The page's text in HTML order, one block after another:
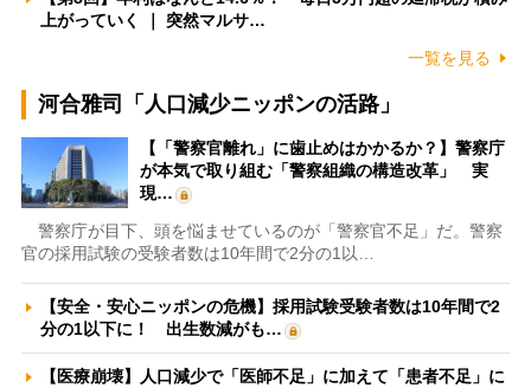
上がっていく ｜ 突然マルサ…
一覧を見る
河合雅司「人口減少ニッポンの活路」
【「警察官離れ」に歯止めはかかるか？】警察庁
が本気で取り組む「警察組織の構造改革」 実
現…
警察庁が目下、頭を悩ませているのが「警察官不足」だ。警察
官の採用試験の受験者数は10年間で2分の1以…
【安全・安心ニッポンの危機】採用試験受験者数は10年間で2
分の1以下に！ 出生数減がも…
【医療崩壊】人口減少で「医師不足」に加えて「患者不足」に